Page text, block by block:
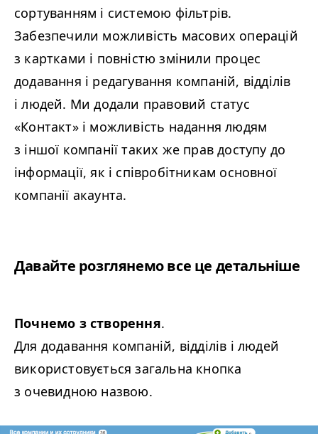
сортуванням і системою фільтрів.
Забезпечили можливість масових операцій
з картками і повністю змінили процес
додавання і редагування компаній, відділів
і людей. Ми додали правовий статус
«Контакт» і можливість надання людям
з іншої компанії таких же прав доступу до
інформації, як і співробітникам основної
компанії акаунта.
Давайте розглянемо все це детальніше
Почнемо з створення.
Для додавання компаній, відділів і людей
використовується загальна кнопка
з очевидною назвою.